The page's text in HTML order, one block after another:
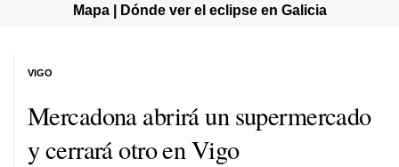
Mapa | Dónde ver el eclipse en Galicia
Mercadona abrirá un supermercado
y cerrará otro en Vigo
VIGO